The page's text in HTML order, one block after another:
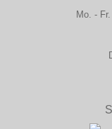
Mo. -